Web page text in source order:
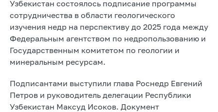
Узбекистан состоялось подписание программы
сотрудничества в области геологического
изучения недр на перспективу до 2025 года между
Федеральным агентством по недропользованию и
Государственным комитетом по геологии и
минеральным ресурсам.
Подписантами выступили глава Роснедр Евгений
Петров и руководитель делегации Республики
Узбекистан Максуд Исоков. Документ